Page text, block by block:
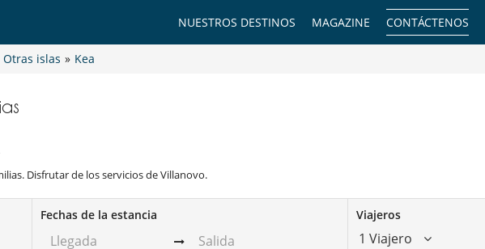
CONTÁCTENOS
MAGAZINE
NUESTROS DESTINOS
islas » Kea
Disfrutar de los servicios de Villanovo.
Fechas de la estancia Viajeros
1 Viajero